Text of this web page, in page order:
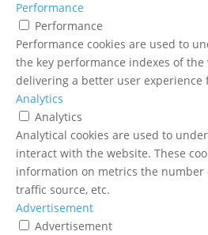
Performance
Performance
Performance cookies are used to
the key performance indexes of
delivering a better user experience
Analytics
Analytics
Analytical cookies are used to
interact with the website. These
information on metrics the number
traffic source, etc.
Advertisement
Advertisement